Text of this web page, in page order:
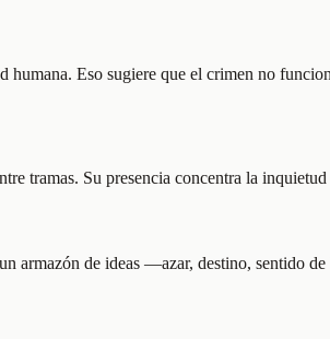
Eso sugiere que el crimen no
tramas. Su presencia concentra la
armazón de ideas —azar, destino, sentido